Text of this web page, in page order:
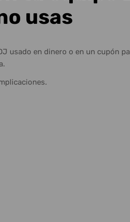
usas
usado en dinero o en un cupón